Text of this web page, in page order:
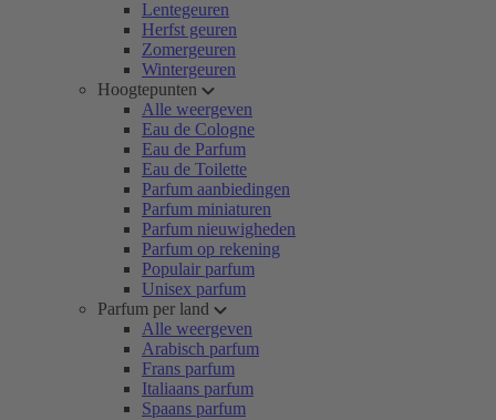
Lentegeuren
Herfst geuren
Zomergeuren
Wintergeuren
Hoogtepunten
Alle weergeven
Eau de Cologne
Eau de Parfum
Eau de Toilette
Parfum aanbiedingen
Parfum miniaturen
Parfum nieuwigheden
Parfum op rekening
Populair parfum
Unisex parfum
Parfum per land
Alle weergeven
Arabisch parfum
Frans parfum
Italiaans parfum
Spaans parfum